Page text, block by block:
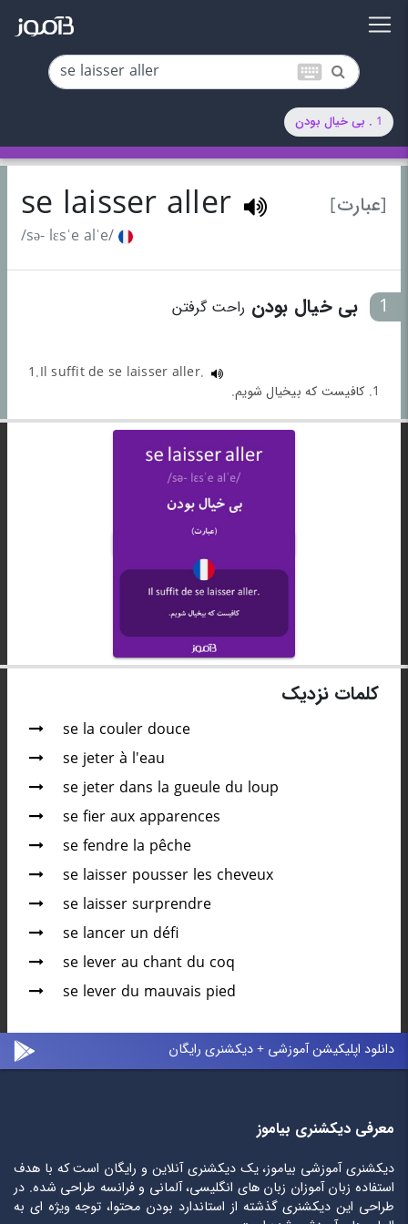
keyboard
1 . بی خیال بودن
[عبارت] se laisser aller
/sə- lɛsˈe alˈe/
1 بی خیال بودن راحت گرفتن
1.Il suffit de se laisser aller.
1. کافیست که بیخیال شویم.
کلمات نزدیک
se la couler douce
se jeter à l'eau
se jeter dans la gueule du loup
se fier aux apparences
se fendre la pêche
se laisser pousser les cheveux
se laisser surprendre
se lancer un défi
se lever au chant du coq
se lever du mauvais pied
دانلود اپلیکیشن آموزشی + دیکشنری رایگان
معرفی دیکشنری بیاموز
دیکشنری آموزشی بیاموز، یک دیکشنری آنلاین و رایگان است که با هدف
استفاده زبان آموزان زبان های انگلیسی، آلمانی و فرانسه طراحی شده. در
طراحی این دیکشنری گذشته از استاندارد بودن محتوا، توجه ویژه ای به